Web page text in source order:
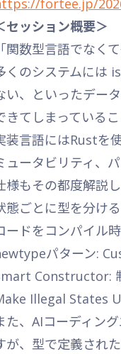
fortee.jp/
セッション概要＞
「関数型言語でなく
くのシステムには
い、といったデー
きてしまっている
装言語にはRustを
ュータビリティ、
様もその都度解説
態ごとに型を分け
ードをコンパイル
パターン:
Constructor:
Illegal States
た、AIコーディン
が、型で定義され